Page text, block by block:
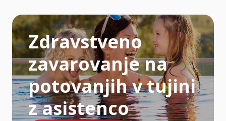
Zdravstveno
zavarovanje na
potovanjih v tujini
z asistenco